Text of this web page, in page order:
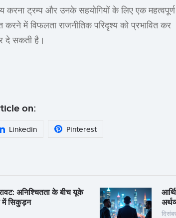
ट्रम्प और उनके सहयोगियों के लिए एक महत्वपूर्ण
में विफलता राजनीतिक परिदृश्य को प्रभावित कर
दे सकती है।
on:
Linkedin Pinterest
अनिश्चितता के बीच यूके
में सिकुड़न